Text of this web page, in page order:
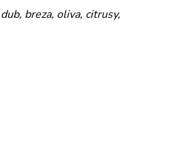
breza, oliva, citrusy,